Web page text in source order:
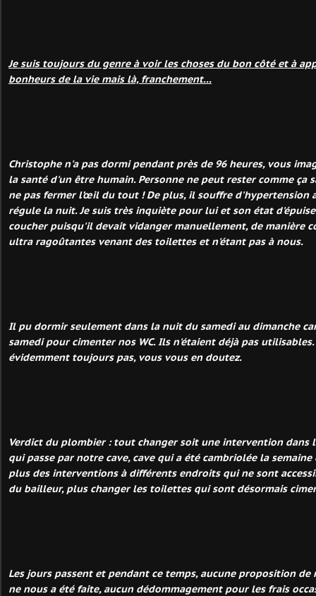
Je suis toujours du genre à voir les choses du bon côté et à
bonheurs de la vie mais là, franchement...
Christophe n'a pas dormi pendant près de 96 heures, vous
la santé d'un être humain. Personne ne peut rester comme ça
ne pas fermer l’œil du tout ! De plus, il souffre d'hypertension
régule la nuit. Je suis très inquiète pour lui et son état
coucher puisqu'il devait vidanger manuellement, de manière
ultra ragoûtantes venant des toilettes et n'étant pas à nous.
Il pu dormir seulement dans la nuit du samedi au dimanche
samedi pour cimenter nos WC. Ils n'étaient déjà pas
évidemment toujours pas, vous vous en doutez.
Verdict du plombier : tout changer soit une intervention dans
qui passe par notre cave, cave qui a été cambriolée la
plus des interventions à différents endroits qui ne sont
du bailleur, plus changer les toilettes qui sont désormais
Les jours passent et pendant ce temps, aucune proposition
ne nous a été faite, aucun dédommagement pour les frais